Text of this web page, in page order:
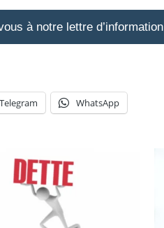
à notre lettre d’information
Telegram WhatsApp